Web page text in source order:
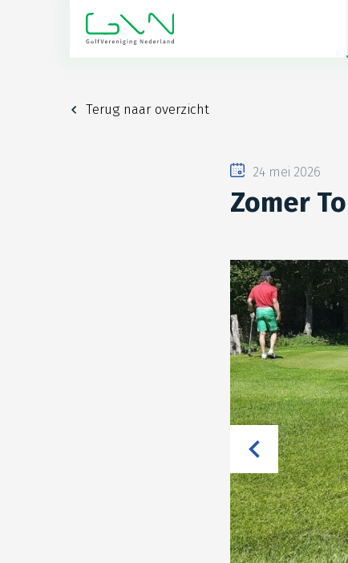
Terug naar overzicht
24 mei 2026
Zomer